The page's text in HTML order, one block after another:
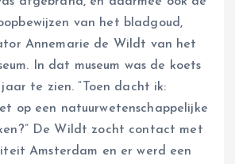
van het bladgoud,
Annemarie de Wildt van het
In dat museum was de koets
te zien. “Toen dacht ik:
op een natuurwetenschappelijke
De Wildt zocht contact met
Amsterdam en er werd een